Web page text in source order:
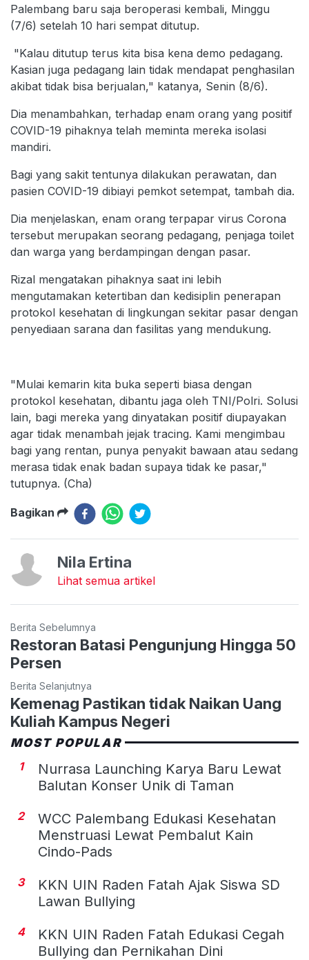
Palembang baru saja beroperasi kembali, Minggu
(7/6) setelah 10 hari sempat ditutup.
"Kalau ditutup terus kita bisa kena demo pedagang.
Kasian juga pedagang lain tidak mendapat penghasilan
akibat tidak bisa berjualan," katanya, Senin (8/6).
Dia menambahkan, terhadap enam orang yang positif
COVID-19 pihaknya telah meminta mereka isolasi
mandiri.
Bagi yang sakit tentunya dilakukan perawatan, dan
pasien COVID-19 dibiayi pemkot setempat, tambah dia.
Dia menjelaskan, enam orang terpapar virus Corona
tersebut merupakan seorang pedagang, penjaga toilet
dan warga yang berdampingan dengan pasar.
Rizal mengatakan pihaknya saat ini lebih
mengutamakan ketertiban dan kedisiplin penerapan
protokol kesehatan di lingkungan sekitar pasar dengan
penyediaan sarana dan fasilitas yang mendukung.
"Mulai kemarin kita buka seperti biasa dengan
protokol kesehatan, dibantu jaga oleh TNI/Polri. Solusi
lain, bagi mereka yang dinyatakan positif diupayakan
agar tidak menambah jejak tracing. Kami mengimbau
bagi yang rentan, punya penyakit bawaan atau sedang
merasa tidak enak badan supaya tidak ke pasar,"
tutupnya. (Cha)
Bagikan
Nila Ertina
Lihat semua artikel
Berita Sebelumnya
Restoran Batasi Pengunjung Hingga 50
Persen
Berita Selanjutnya
Kemenag Pastikan tidak Naikan Uang
Kuliah Kampus Negeri
MOST POPULAR
1
Nurrasa Launching Karya Baru Lewat
Balutan Konser Unik di Taman
2
WCC Palembang Edukasi Kesehatan
Menstruasi Lewat Pembalut Kain
Cindo-Pads
3
KKN UIN Raden Fatah Ajak Siswa SD
Lawan Bullying
4
KKN UIN Raden Fatah Edukasi Cegah
Bullying dan Pernikahan Dini